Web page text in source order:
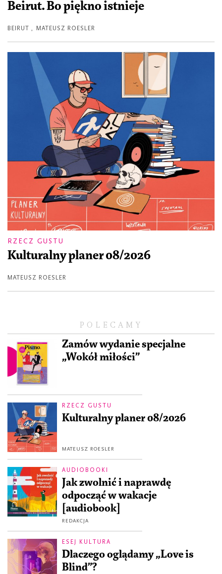
POLECAMY
Zamów wydanie specjalne
„Wokół miłości”
RZECZ GUSTU
Kulturalny planer 08/2026
MATEUSZ ROESLER
AUDIOBOOKI
Jak zwolnić i naprawdę
odpocząć w wakacje
[audiobook]
REDAKCJA
ESEJ KULTURA
Dlaczego oglądamy „Love is
Blind”?
Beirut. Bo piękno istnieje
BEIRUT , MATEUSZ ROESLER
RZECZ GUSTU
Kulturalny planer 08/2026
MATEUSZ ROESLER